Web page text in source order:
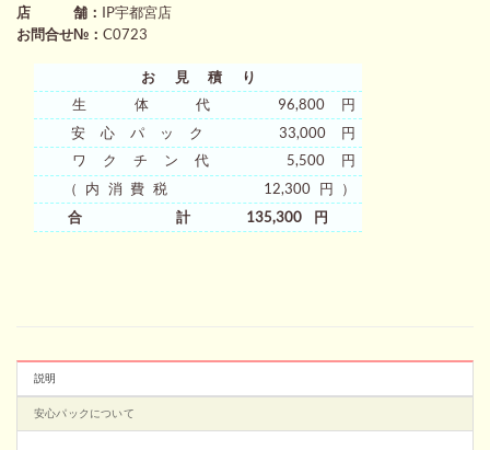
店 舗：
IP宇都宮店
お問合せ№： C0723
お見積り
生 体 代 96,800円
安心パック 33,000円
ワクチン代 5,500円
（内消費税 12,300円）
合 計 135,300円
説明
安心パックについて